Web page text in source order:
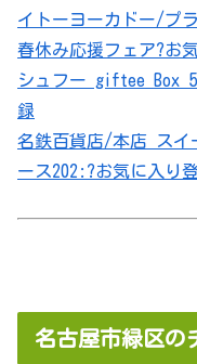
イトーヨーカドー/プ
春休み応援フェア?お
シュフー giftee Box
録
名鉄百貨店/本店 スイ
ース202:?お気に入り
名古屋市緑区の